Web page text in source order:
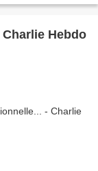
Hebdo